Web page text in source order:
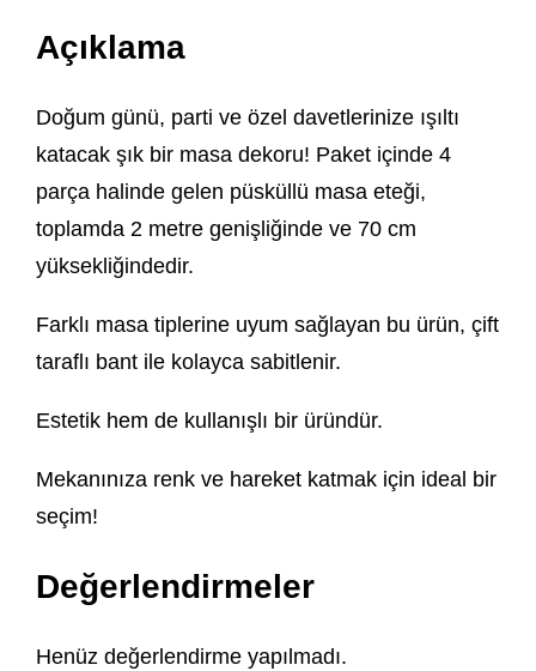
Açıklama
Doğum günü, parti ve özel davetlerinize ışıltı
katacak şık bir masa dekoru! Paket içinde 4
parça halinde gelen püsküllü masa eteği,
toplamda 2 metre genişliğinde ve 70 cm
yüksekliğindedir.
Farklı masa tiplerine uyum sağlayan bu ürün, çift
taraflı bant ile kolayca sabitlenir.
Estetik hem de kullanışlı bir üründür.
Mekanınıza renk ve hareket katmak için ideal bir
seçim!
Değerlendirmeler
Henüz değerlendirme yapılmadı.